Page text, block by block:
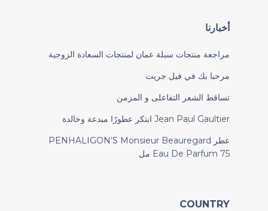
أخبارنا
مراجعة منتجات سبلة عمان لمنتجات السعادة الزوجية
مرحبا بك في فيل جريت
تساقط الشعر التفاعلى و المزمن
Jean Paul Gaultier ابتكر عطورًا مبدعة وخالدة
عطر PENHALIGON’S Monsieur Beauregard
Eau De Parfum 75 مل
COUNTRY